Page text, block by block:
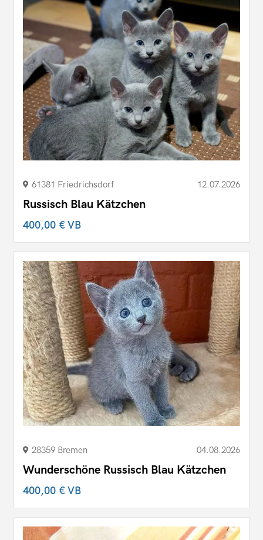
61381 Friedrichsdorf 12.07.2026
Russisch Blau Kätzchen
400,00 €VB
28359 Bremen 04.08.2026
Wunderschöne Russisch Blau Kätzchen
400,00 €VB